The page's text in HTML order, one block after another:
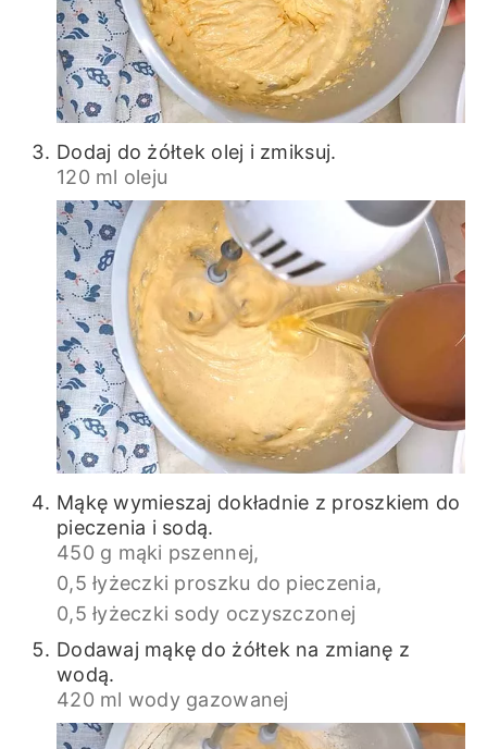
Dodaj do żółtek olej i zmiksuj.
120 ml oleju
Mąkę wymieszaj dokładnie z proszkiem do
pieczenia i sodą.
450 g mąki pszennej,
0,5 łyżeczki proszku do pieczenia,
0,5 łyżeczki sody oczyszczonej
Dodawaj mąkę do żółtek na zmianę z
wodą.
420 ml wody gazowanej